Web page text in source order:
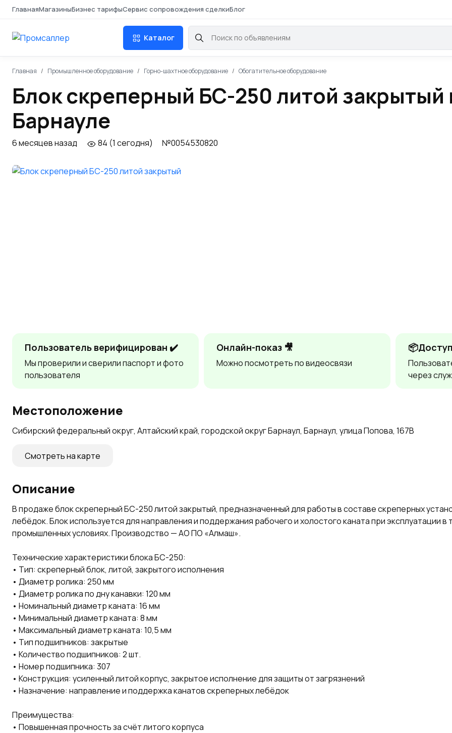
ГлавнаяМагазиныБизнес тарифыСервис сопровождения сделкиБлог
Каталог
Главная Промышленное оборудование Горно-шахтное оборудование Обогатительное оборудование
Блок скреперный БС-250 литой закрытый
Барнауле
6 месяцев назад 84 (1 сегодня) №0054530820
Пользователь верифицирован ✔️
Мы проверили и сверили паспорт и фото
пользователя
Онлайн-показ 🎥
Можно посмотреть по видеосвязи
через
Местоположение
Сибирский федеральный округ, Алтайский край, городской округ Барнаул, Барнаул, улица Попова, 167В
Смотреть на карте
Описание
В продаже блок скреперный БС-250 литой закрытый, предназначенный для работы в составе скреперных
лебёдок. Блок используется для направления и поддержания рабочего и холостого каната при эксплуатации в
промышленных условиях. Производство — АО ПО «Алмаш».
Технические характеристики блока БС-250:
• Тип: скреперный блок, литой, закрытого исполнения
• Диаметр ролика: 250 мм
• Диаметр ролика по дну канавки: 120 мм
• Номинальный диаметр каната: 16 мм
• Минимальный диаметр каната: 8 мм
• Максимальный диаметр каната: 10,5 мм
• Тип подшипников: закрытые
• Количество подшипников: 2 шт.
• Номер подшипника: 307
• Конструкция: усиленный литой корпус, закрытое исполнение для защиты от загрязнений
• Назначение: направление и поддержка канатов скреперных лебёдок
Преимущества:
• Повышенная прочность за счёт литого корпуса